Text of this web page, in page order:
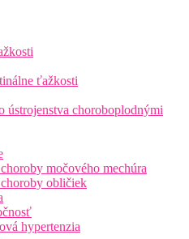
ťažkosti
ústrojenstva choroboplodnými
močového mechúra
obličiek
hypertenzia